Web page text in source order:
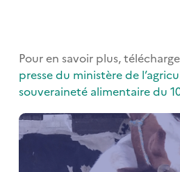
Pour en savoir plus,
presse du ministère de
souveraineté alimentaire du